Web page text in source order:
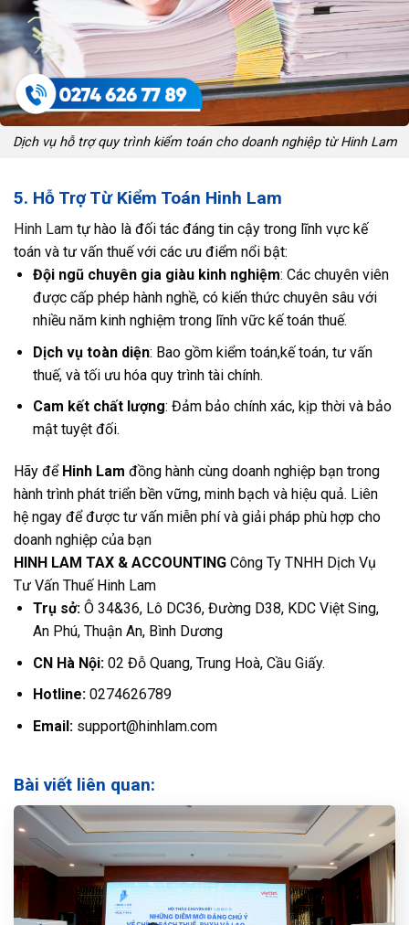
Dịch vụ hỗ trợ quy trình kiểm toán cho doanh nghiệp từ Hinh Lam
5. Hỗ Trợ Từ Kiểm Toán Hinh Lam
Hinh Lam tự hào là đối tác đáng tin cậy trong lĩnh vực kế
toán và tư vấn thuế với các ưu điểm nổi bật:
Đội ngũ chuyên gia giàu kinh nghiệm: Các chuyên viên
được cấp phép hành nghề, có kiến thức chuyên sâu với
nhiều năm kinh nghiệm trong lĩnh vữc kế toán thuế.
Dịch vụ toàn diện: Bao gồm kiểm toán,kế toán, tư vấn
thuế, và tối ưu hóa quy trình tài chính.
Cam kết chất lượng: Đảm bảo chính xác, kịp thời và bảo
mật tuyệt đối.
Hãy để Hinh Lam đồng hành cùng doanh nghiệp bạn trong
hành trình phát triển bền vững, minh bạch và hiệu quả. Liên
hệ ngay để được tư vấn miễn phí và giải pháp phù hợp cho
doanh nghiệp của bạn
HINH LAM TAX & ACCOUNTING Công Ty TNHH Dịch Vụ
Tư Vấn Thuế Hinh Lam
Trụ sở:Ô 34&36, Lô DC36, Đường D38, KDC Việt Sing,
An Phú, Thuận An, Bình Dương
CN Hà Nội:02 Đỗ Quang, Trung Hoà, Cầu Giấy.
Hotline:0274626789
Email:support@hinhlam.com
Bài viết liên quan: